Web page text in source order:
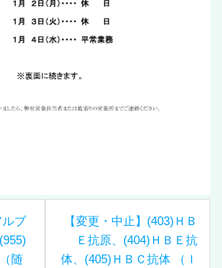
ルブ
随
【変更・中止】(403)ＨＢ
Ｅ抗原、(404)ＨＢＥ抗
体、(405)ＨＢＣ抗体 （Ｉ